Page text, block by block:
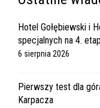
Hotel Gołębiewski i
specjalnych na 4.
6 sierpnia 2026
Pierwszy test dla
Karpacza